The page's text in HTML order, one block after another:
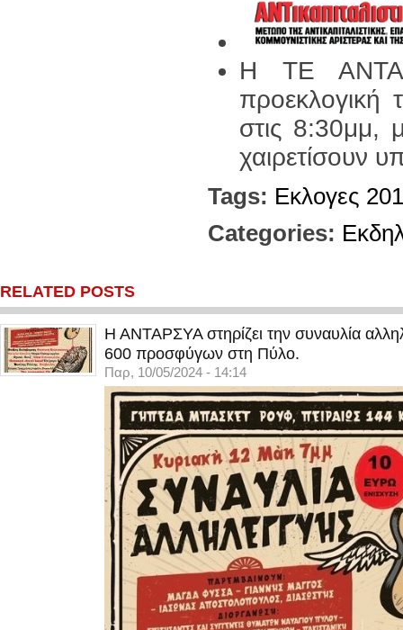
Η ΤΕ
στις 8:30μμ,
χαιρετίσουν
Tags: Εκλογες
Categories:
RELATED POSTS
Η ΑΝΤΑΡΣΥΑ στηρίζει την συναυλία
600 προσφύγων στη Πύλο.
Παρ, 10/05/2024 - 14:14